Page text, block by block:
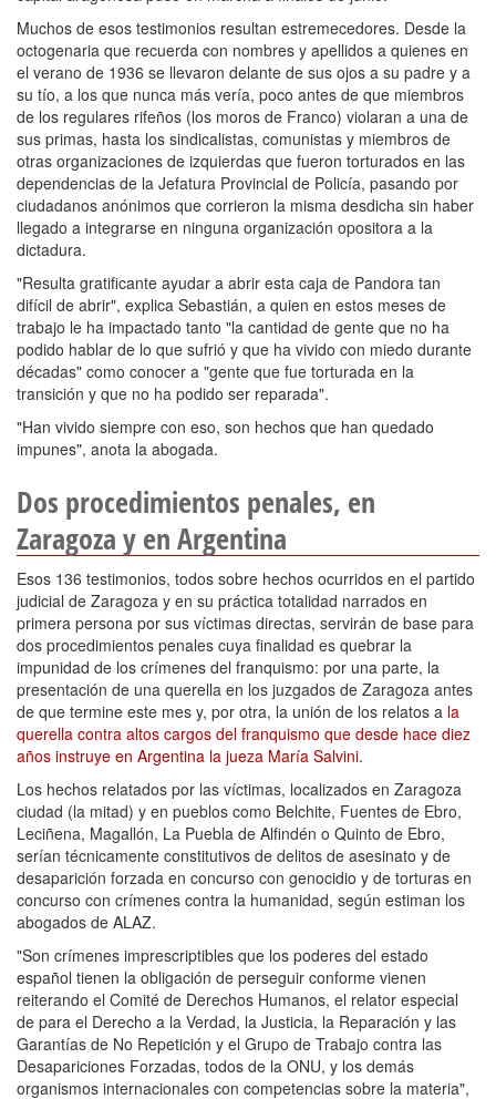
Muchos de esos testimonios resultan estremecedores. Desde la
octogenaria que recuerda con nombres y apellidos a quienes en
el verano de 1936 se llevaron delante de sus ojos a su padre y a
su tío, a los que nunca más vería, poco antes de que miembros
de los regulares rifeños (los moros de Franco) violaran a una de
sus primas, hasta los sindicalistas, comunistas y miembros de
otras organizaciones de izquierdas que fueron torturados en las
dependencias de la Jefatura Provincial de Policía, pasando por
ciudadanos anónimos que corrieron la misma desdicha sin haber
llegado a integrarse en ninguna organización opositora a la
dictadura.
"Resulta gratificante ayudar a abrir esta caja de Pandora tan
difícil de abrir", explica Sebastián, a quien en estos meses de
trabajo le ha impactado tanto "la cantidad de gente que no ha
podido hablar de lo que sufrió y que ha vivido con miedo durante
décadas" como conocer a "gente que fue torturada en la
transición y que no ha podido ser reparada".
"Han vivido siempre con eso, son hechos que han quedado
impunes", anota la abogada.
Dos procedimientos penales, en
Zaragoza y en Argentina
Esos 136 testimonios, todos sobre hechos ocurridos en el partido
judicial de Zaragoza y en su práctica totalidad narrados en
primera persona por sus víctimas directas, servirán de base para
dos procedimientos penales cuya finalidad es quebrar la
impunidad de los crímenes del franquismo: por una parte, la
presentación de una querella en los juzgados de Zaragoza antes
de que termine este mes y, por otra, la unión de los relatos a la
querella contra altos cargos del franquismo que desde hace diez
años instruye en Argentina la jueza María Salvini.
Los hechos relatados por las víctimas, localizados en Zaragoza
ciudad (la mitad) y en pueblos como Belchite, Fuentes de Ebro,
Leciñena, Magallón, La Puebla de Alfindén o Quinto de Ebro,
serían técnicamente constitutivos de delitos de asesinato y de
desaparición forzada en concurso con genocidio y de torturas en
concurso con crímenes contra la humanidad, según estiman los
abogados de ALAZ.
"Son crímenes imprescriptibles que los poderes del estado
español tienen la obligación de perseguir conforme vienen
reiterando el Comité de Derechos Humanos, el relator especial
de para el Derecho a la Verdad, la Justicia, la Reparación y las
Garantías de No Repetición y el Grupo de Trabajo contra las
Desapariciones Forzadas, todos de la ONU, y los demás
organismos internacionales con competencias sobre la materia",